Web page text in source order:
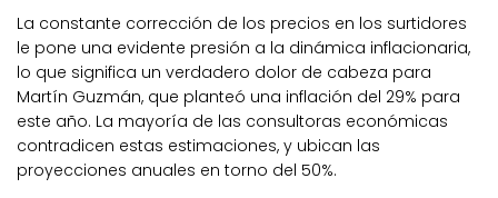
La constante corrección de los precios en los surtidores
le pone una evidente presión a la dinámica inflacionaria,
lo que significa un verdadero dolor de cabeza para
Martín Guzmán, que planteó una inflación del 29% para
este año. La mayoría de las consultoras económicas
contradicen estas estimaciones, y ubican las
proyecciones anuales en torno del 50%.